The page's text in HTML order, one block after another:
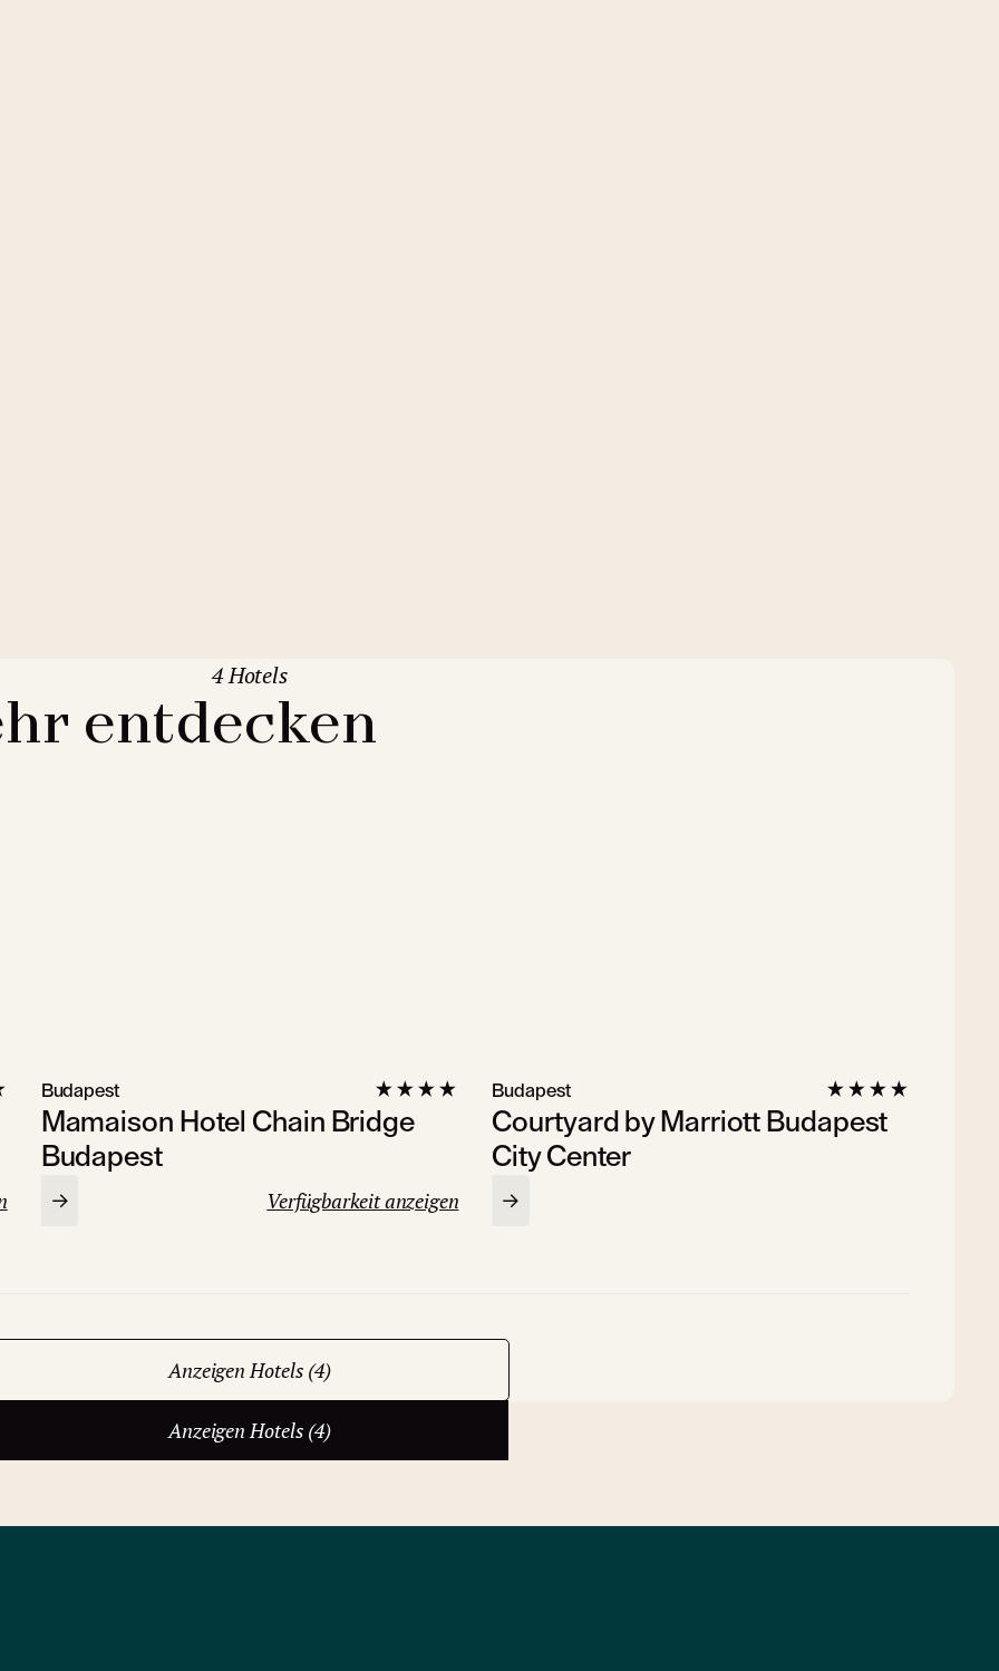
entdecken
4 Hotels
Mamaison Hotel Chain Bridge
Budapest
Budapest
Verfügbarkeit anzeigen
Courtyard by Marriott Budapest
City Center
Budapest
Anzeigen Hotels (4)
Anzeigen Hotels (4)